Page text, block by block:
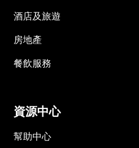
酒店及旅遊
房地產
餐飲服務
資源中心
幫助中心